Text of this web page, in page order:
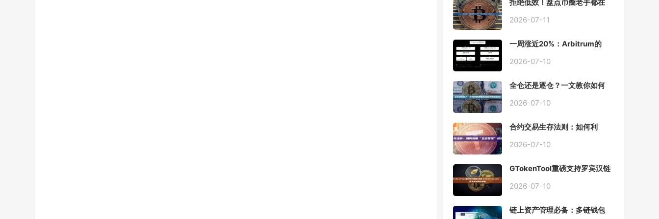
拒绝低效！盘点币圈老手都在
具
2026-07-11
一周涨近20%：Arbitrum的
Chain一夜盘活
2026-07-10
全仓还是逐仓？一文教你如何
2026-07-10
合约交易生存法则：如何利
2026-07-10
GTokenTool重磅支持罗宾汉链
程全解析
2026-07-10
链上资产管理必备：多链钱包